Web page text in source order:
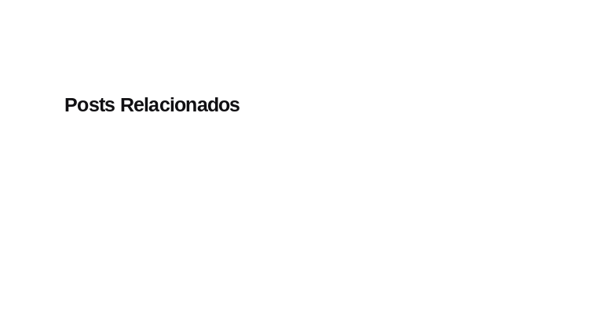
Posts Relacionados